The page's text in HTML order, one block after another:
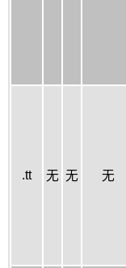
.tt 无 无 无